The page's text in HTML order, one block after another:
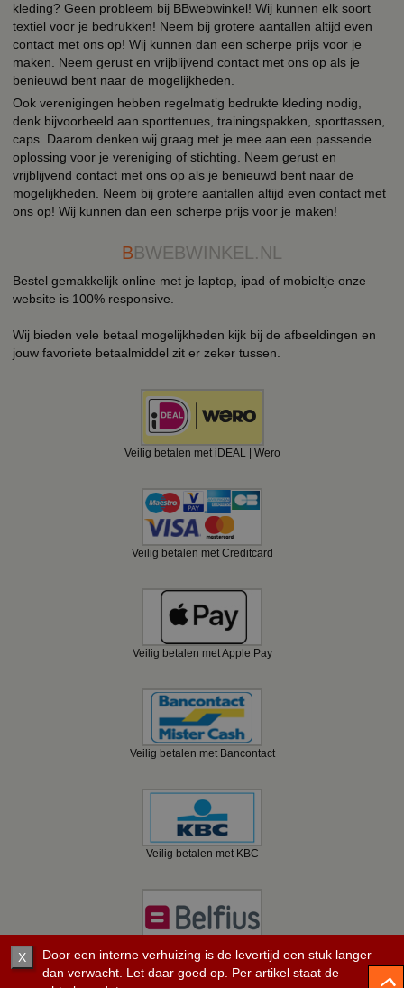
kleding? Geen probleem bij BBwebwinkel! Wij kunnen elk soort
textiel voor je bedrukken! Neem bij grotere aantallen altijd even
contact met ons op! Wij kunnen dan een scherpe prijs voor je
maken. Neem gerust en vrijblijvend contact met ons op als je
benieuwd bent naar de mogelijkheden.
Ook verenigingen hebben regelmatig bedrukte kleding nodig,
denk bijvoorbeeld aan sporttenues, trainingspakken, sporttassen,
caps. Daarom denken wij graag met je mee aan een passende
oplossing voor je vereniging of stichting. Neem gerust en
vrijblijvend contact met ons op als je benieuwd bent naar de
mogelijkheden. Neem bij grotere aantallen altijd even contact met
ons op! Wij kunnen dan een scherpe prijs voor je maken!
BBWEBWINKEL.NL
Bestel gemakkelijk online met je laptop, ipad of mobieltje onze
website is 100% responsive.
Wij bieden vele betaal mogelijkheden kijk bij de afbeeldingen en
jouw favoriete betaalmiddel zit er zeker tussen.
Veilig betalen met iDEAL | Wero
Veilig betalen met Creditcard
Veilig betalen met Apple Pay
Veilig betalen met Bancontact
Veilig betalen met KBC
Veilig betalen met Belfius
X
Door een interne verhuizing is de levertijd een stuk langer
dan verwacht. Let daar goed op. Per artikel staat de